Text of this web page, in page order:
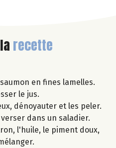
recette
en fines lamelles.
le jus.
dénoyauter et les peler.
dans un saladier.
l'huile, le piment doux,